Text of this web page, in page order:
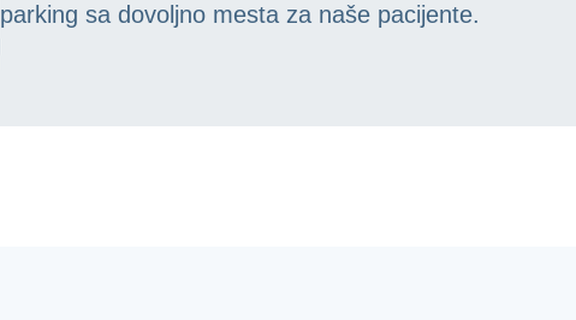
parking sa dovoljno mesta za naše pacijente.